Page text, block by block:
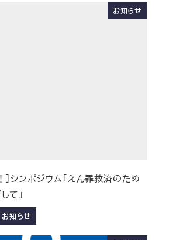
お知らせ
］シンポジウム「えん罪救済のため
て」
お知らせ